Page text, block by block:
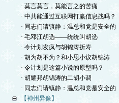
· 莫言莫言，莫能言之的苦痛
· 中共能通过互联网打赢信息战吗？
· 同志们请镇静：温总和党是安全的
· 毛邓江胡选——统统叫胡选
· 令计划发疯与胡锦涛折寿
· 胡为胡不为？和小思小议胡锦涛
· 令计划是这篇小说的原型吗？
· 胡耀邦胡锦涛的二胡小调
· 同志们请镇静：温总和党是安全的
【神州异像】